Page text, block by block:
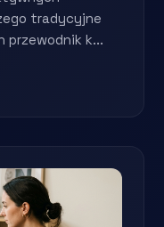
tradycyjne
przewodnik k...